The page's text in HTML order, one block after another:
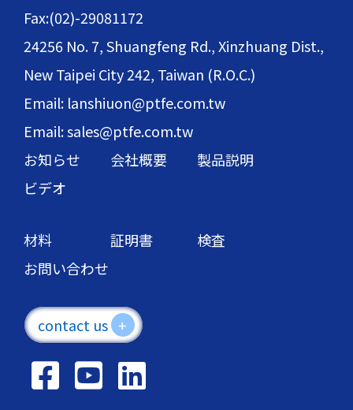
Fax:(02)-29081172
24256 No. 7, Shuangfeng Rd., Xinzhuang Dist.,
New Taipei City 242, Taiwan (R.O.C.)
Email: lanshiuon@ptfe.com.tw
Email: sales@ptfe.com.tw
お知らせ
会社概要
製品説明
ビデオ
材料 証明書
検査
お問い合わせ
contact us +